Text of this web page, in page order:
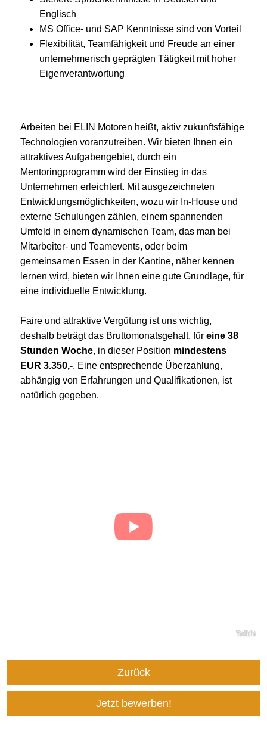
Englisch
MS Office- und SAP Kenntnisse sind von Vorteil
Flexibilität, Teamfähigkeit und Freude an einer
unternehmerisch geprägten Tätigkeit mit hoher
Eigenverantwortung
Arbeiten bei ELIN Motoren heißt, aktiv zukunftsfähige
Technologien voranzutreiben. Wir bieten Ihnen ein
attraktives Aufgabengebiet, durch ein
Mentoringprogramm wird der Einstieg in das
Unternehmen erleichtert. Mit ausgezeichneten
Entwicklungsmöglichkeiten, wozu wir In-House und
externe Schulungen zählen, einem spannenden
Umfeld in einem dynamischen Team, das man bei
Mitarbeiter- und Teamevents, oder beim
gemeinsamen Essen in der Kantine, näher kennen
lernen wird, bieten wir Ihnen eine gute Grundlage, für
eine individuelle Entwicklung.
Faire und attraktive Vergütung ist uns wichtig,
deshalb beträgt das Bruttomonatsgehalt, für eine 38
Stunden Woche, in dieser Position mindestens
EUR 3.350,-. Eine entsprechende Überzahlung,
abhängig von Erfahrungen und Qualifikationen, ist
natürlich gegeben.
Zurück
Jetzt bewerben!